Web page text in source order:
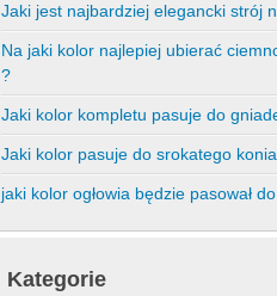
Jaki jest najbardziej elegancki strój
Na jaki kolor najlepiej ubierać
?
Jaki kolor kompletu pasuje do
Jaki kolor pasuje do srokatego
jaki kolor ogłowia będzie pasował
Kategorie